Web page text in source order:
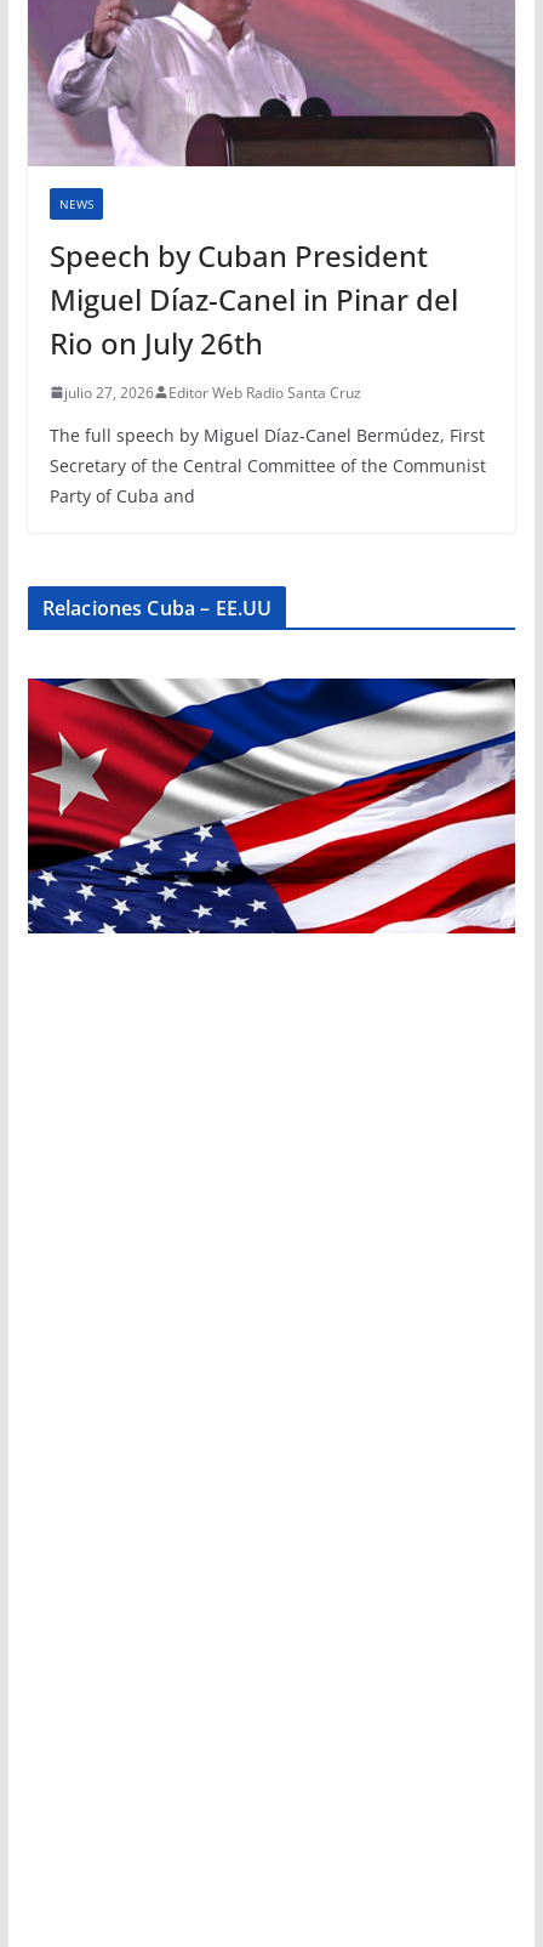
NEWS
Speech by Cuban President
Miguel Díaz-Canel in Pinar del
Rio on July 26th
julio 27, 2026 Editor Web Radio Santa Cruz
The full speech by Miguel Díaz-Canel Bermúdez, First
Secretary of the Central Committee of the Communist
Party of Cuba and
Relaciones Cuba – EE.UU